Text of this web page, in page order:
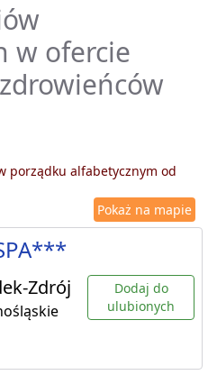
w ofercie
porządku alfabetycznym od
Pokaż na mapie
Zdrój
Dodaj do
ulubionych